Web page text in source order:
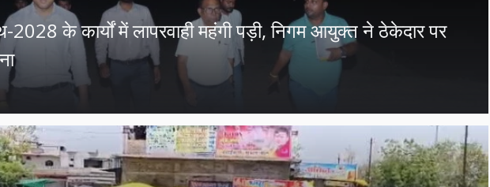
के कार्यों में लापरवाही महंगी पड़ी, निगम आयुक्त ने ठेकेदार पर